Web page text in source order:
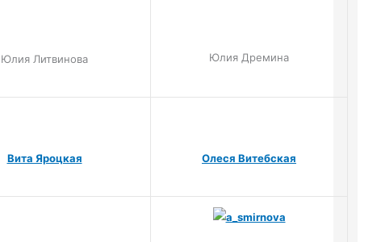
Юлия Литвинова Юлия Дремина
Вита Яроцкая
Олеся Витебская